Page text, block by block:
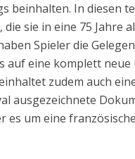
beinhalten. In diesen
die sie in eine 75 Jahre
Spieler die
auf eine komplett
zudem auch
ausgezeichnete
es um eine